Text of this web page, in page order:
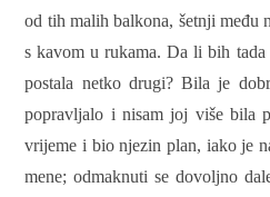
od tih malih balkona, šetnji među
s kavom u rukama. Da li bih
postala netko drugi? Bila je
popravljalo i nisam joj više bila
vrijeme i bio njezin plan, iako je
mene; odmaknuti se dovoljno